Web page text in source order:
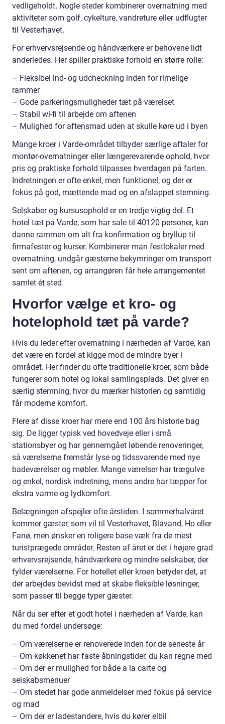
vedligeholdt. Nogle steder kombinerer overnatning med
aktiviteter som golf, cykelture, vandreture eller udflugter
til Vesterhavet.
For erhvervsrejsende og håndværkere er behovene lidt
anderledes. Her spiller praktiske forhold en større rolle:
– Fleksibel ind- og udcheckning inden for rimelige
rammer
– Gode parkeringsmuligheder tæt på værelset
– Stabil wi-fi til arbejde om aftenen
– Mulighed for aftensmad uden at skulle køre ud i byen
Mange kroer i Varde-området tilbyder særlige aftaler for
montør-overnatninger eller længerevarende ophold, hvor
pris og praktiske forhold tilpasses hverdagen på farten.
Indretningen er ofte enkel, men funktionel, og der er
fokus på god, mættende mad og en afslappet stemning.
Selskaber og kursusophold er en tredje vigtig del. Et
hotel tæt på Varde, som har sale til 40120 personer, kan
danne rammen om alt fra konfirmation og bryllup til
firmafester og kurser. Kombinerer man festlokaler med
overnatning, undgår gæsterne bekymringer om transport
sent om aftenen, og arrangøren får hele arrangementet
samlet ét sted.
Hvorfor vælge et kro- og
hotelophold tæt på varde?
Hvis du leder efter overnatning i nærheden af Varde, kan
det være en fordel at kigge mod de mindre byer i
området. Her finder du ofte traditionelle kroer, som både
fungerer som hotel og lokal samlingsplads. Det giver en
særlig stemning, hvor du mærker historien og samtidig
får moderne komfort.
Flere af disse kroer har mere end 100 års historie bag
sig. De ligger typisk ved hovedveje eller i små
stationsbyer og har gennemgået løbende renoveringer,
så værelserne fremstår lyse og tidssvarende med nye
badeværelser og møbler. Mange værelser har trægulve
og enkel, nordisk indretning, mens andre har tæpper for
ekstra varme og lydkomfort.
Belægningen afspejler ofte årstiden. I sommerhalvåret
kommer gæster, som vil til Vesterhavet, Blåvand, Ho eller
Fanø, men ønsker en roligere base væk fra de mest
turistprægede områder. Resten af året er det i højere grad
erhvervsrejsende, håndværkere og mindre selskaber, der
fylder værelserne. For hotellet eller kroen betyder det, at
der arbejdes bevidst med at skabe fleksible løsninger,
som passer til begge typer gæster.
Når du ser efter et godt hotel i nærheden af Varde, kan
du med fordel undersøge:
– Om værelserne er renoverede inden for de seneste år
– Om køkkenet har faste åbningstider, du kan regne med
– Om der er mulighed for både a la carte og
selskabsmenuer
– Om stedet har gode anmeldelser med fokus på service
og mad
– Om der er ladestandere, hvis du kører elbil